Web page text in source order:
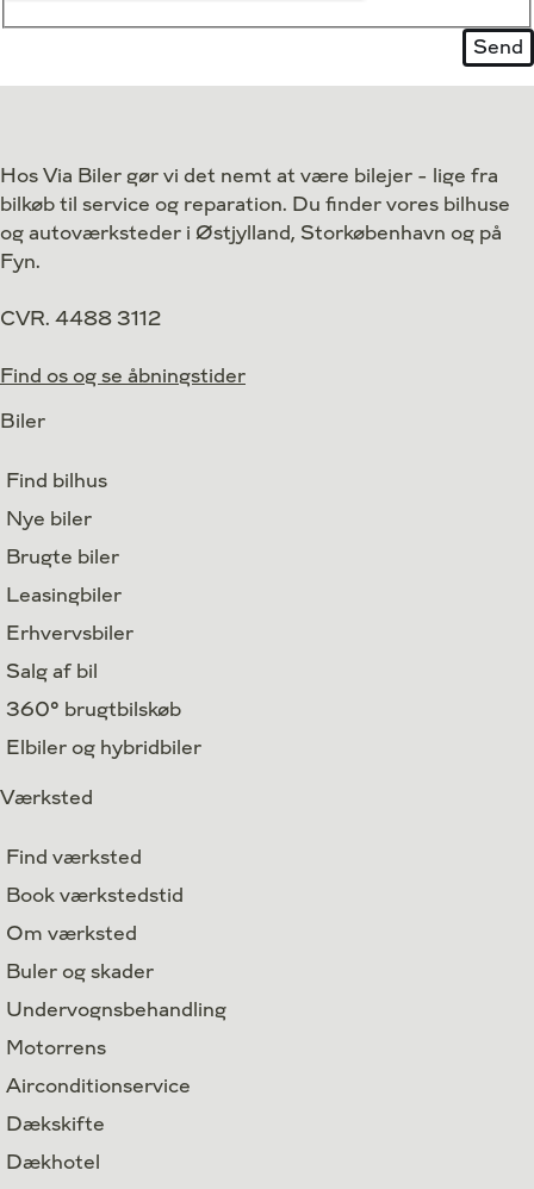
Hos Via Biler gør vi det nemt at være bilejer - lige fra
bilkøb til service og reparation. Du finder vores bilhuse
og autoværksteder i Østjylland, Storkøbenhavn og på
Fyn.
CVR. 4488 3112
Find os og se åbningstider
Biler
Find bilhus
Nye biler
Brugte biler
Leasingbiler
Erhvervsbiler
Salg af bil
360° brugtbilskøb
Elbiler og hybridbiler
Værksted
Find værksted
Book værkstedstid
Om værksted
Buler og skader
Undervognsbehandling
Motorrens
Airconditionservice
Dækskifte
Dækhotel